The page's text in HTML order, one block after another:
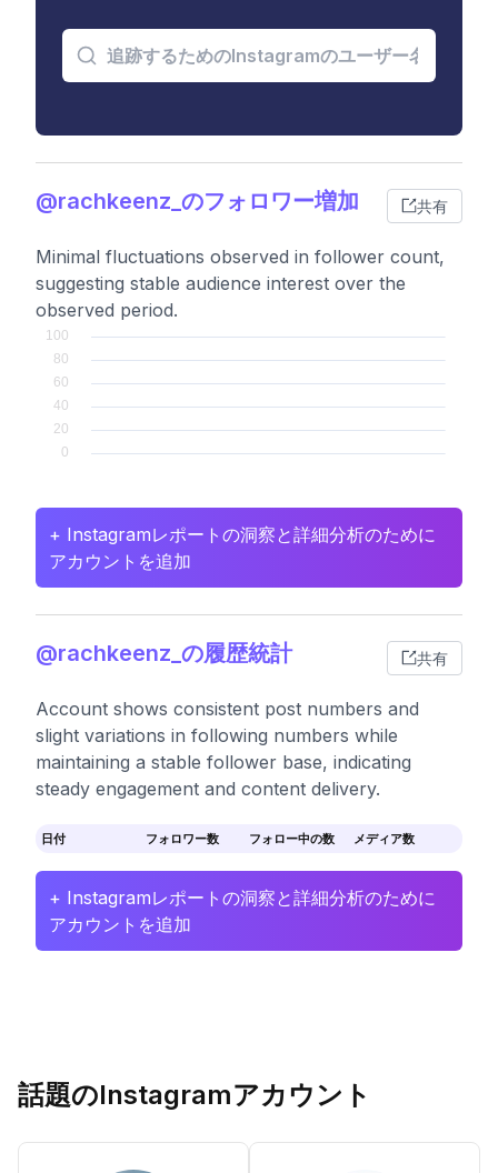
@rachkeenz_のフォロワー増加 共有
Minimal fluctuations observed in follower count,
suggesting stable audience interest over the
observed period.
+ Instagramレポートの洞察と詳細分析のために
アカウントを追加
@rachkeenz_の履歴統計 共有
Account shows consistent post numbers and
slight variations in following numbers while
maintaining a stable follower base, indicating
steady engagement and content delivery.
日付 フォロワー数 フォロー中の数 メディア数
+ Instagramレポートの洞察と詳細分析のために
アカウントを追加
話題のInstagramアカウント